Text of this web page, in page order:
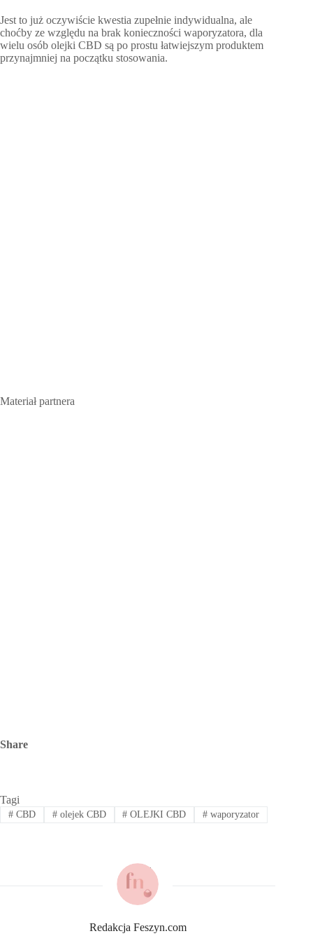
Jest to już oczywiście kwestia zupełnie indywidualna, ale
choćby ze względu na brak konieczności waporyzatora, dla
wielu osób olejki CBD są po prostu łatwiejszym produktem
przynajmniej na początku stosowania.
Materiał partnera
Share
Tagi
#CBD #olejek CBD # OLEJKI CBD # waporyzator
Redakcja Feszyn.com